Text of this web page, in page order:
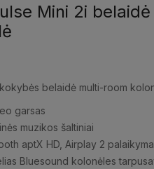
Mini 2i
belaidė multi-room
garsas
muzikos šaltiniai
aptX HD, Airplay 2
Bluesound kolonėles